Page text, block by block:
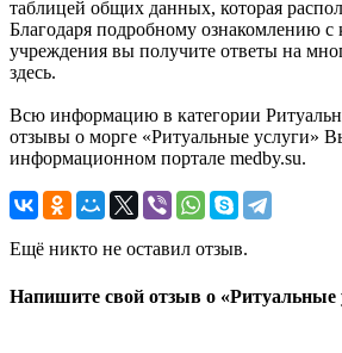
таблицей общих данных, которая
Благодаря подробному ознакомлению с
учреждения вы получите ответы на
здесь.
Всю информацию в категории
отзывы о морге «Ритуальные услуги»
информационном портале medby.su.
Ещё никто не оставил отзыв.
Напишите свой отзыв о «Ритуальные